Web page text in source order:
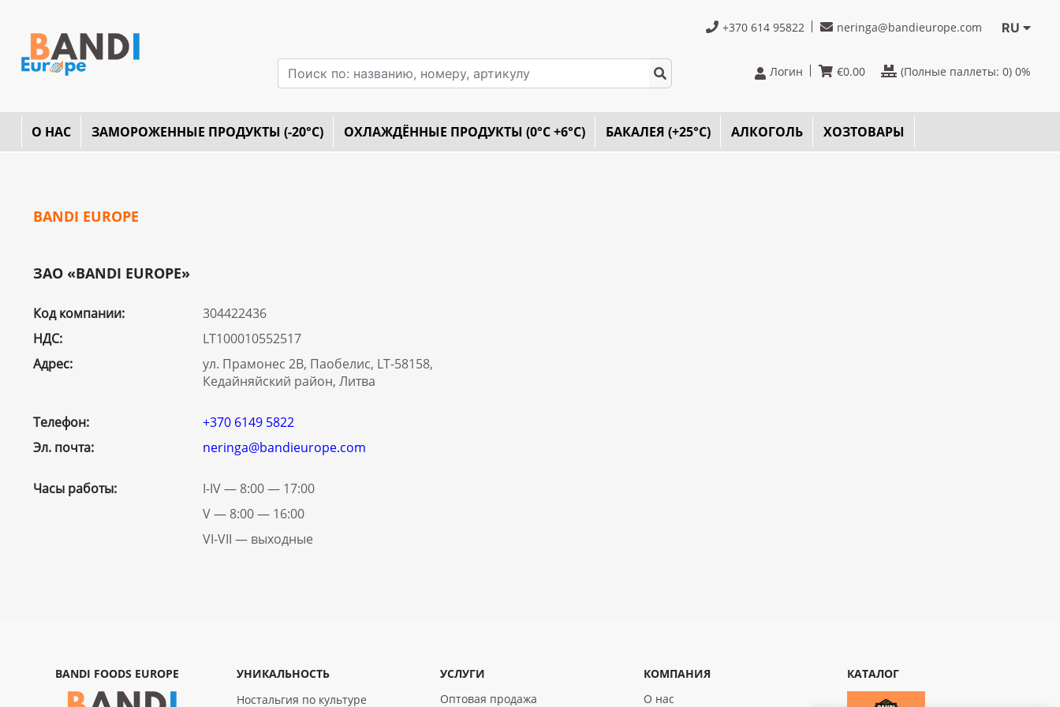
+370 614 95822 neringa@bandieurope.com RU
Логин €0.00 (Полные паллеты: 0) 0%
О НАС ЗАМОРОЖЕННЫЕ ПРОДУКТЫ (-20°C) ОХЛАЖДЁННЫЕ ПРОДУКТЫ (0°C +6°C) БАКАЛЕЯ (+25°C) AЛКОГОЛЬ ХОЗТОВАРЫ
BANDI EUROPE
ЗАО «BANDI EUROPE»
Код компании:
НДС:
Адрес:
304422436
LT100010552517
ул. Прамонес 2В, Паобелис, LT-58158,
Кедайняйский район, Литва
Телефон:
Эл. почта:
+370 6149 5822
neringa@bandieurope.com
Часы работы:
I-IV — 8:00 — 17:00
V — 8:00 — 16:00
VI-VII — выходные
BANDI FOODS EUROPE
УНИКАЛЬНОСТЬ
Ностальгия по культуре
УСЛУГИ
Оптовая продажа
КОМПАНИЯ
О нас
КАТАЛОГ